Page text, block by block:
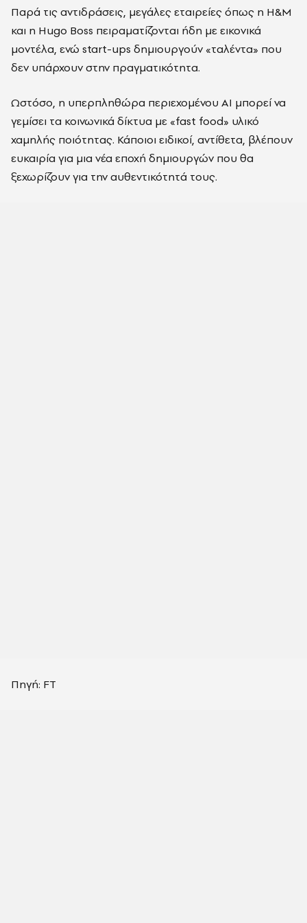
Παρά τις αντιδράσεις, μεγάλες εταιρείες όπως η H&M
και η Hugo Boss πειραματίζονται ήδη με εικονικά
μοντέλα, ενώ start-ups δημιουργούν «ταλέντα» που
δεν υπάρχουν στην πραγματικότητα.
Ωστόσο, η υπερπληθώρα περιεχομένου AI μπορεί να
γεμίσει τα κοινωνικά δίκτυα με «fast food» υλικό
χαμηλής ποιότητας. Κάποιοι ειδικοί, αντίθετα, βλέπουν
ευκαιρία για μια νέα εποχή δημιουργών που θα
ξεχωρίζουν για την αυθεντικότητά τους.
Πηγή: FT